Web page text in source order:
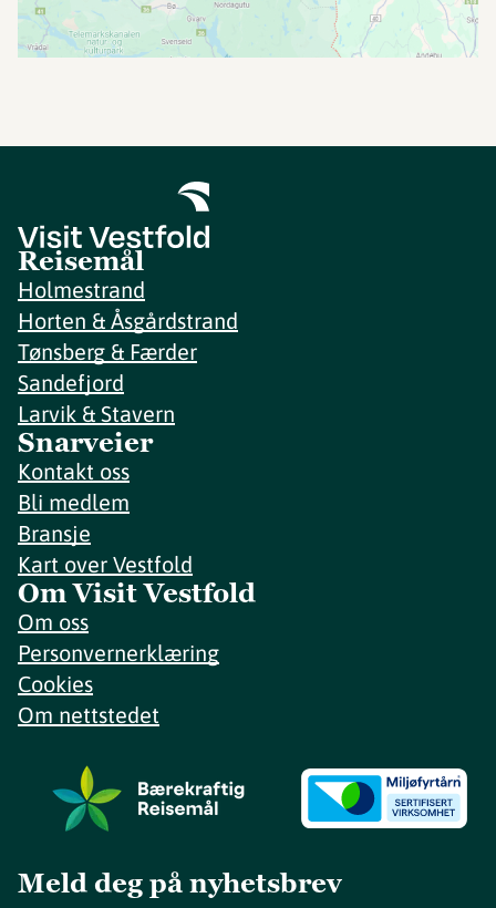
Reisemål
Holmestrand
Horten & Åsgårdstrand
Tønsberg & Færder
Sandefjord
Larvik & Stavern
Snarveier
Kontakt oss
Bli medlem
Bransje
Kart over Vestfold
Om Visit Vestfold
Om oss
Personvernerklæring
Cookies
Om nettstedet
Meld deg på nyhetsbrev